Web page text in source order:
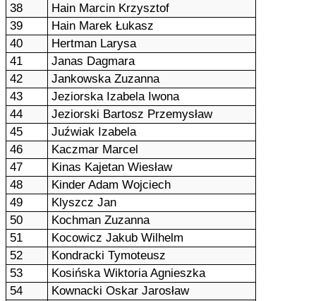
38
Hain Marcin Krzysztof
39
Hain Marek Łukasz
40
Hertman Larysa
41
Janas Dagmara
42
Jankowska Zuzanna
43
Jeziorska Izabela Iwona
44
Jeziorski Bartosz Przemysław
45
Juźwiak Izabela
46
Kaczmar Marcel
47
Kinas Kajetan Wiesław
48
Kinder Adam Wojciech
49
Klyszcz Jan
50
Kochman Zuzanna
51
Kocowicz Jakub Wilhelm
52
Kondracki Tymoteusz
53
Kosińska Wiktoria Agnieszka
54
Kownacki Oskar Jarosław